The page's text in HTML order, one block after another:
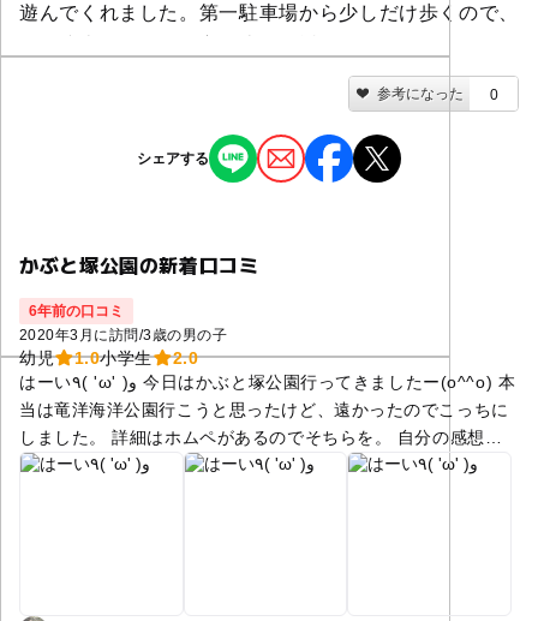
遊んでくれました。第一駐車場から少しだけ歩くので、
参考になった 0
シェアする
かぶと塚公園の新着口コミ
6年前の口コミ
2020年3月に訪問/3歳の男の子
幼児 1.0小学生
2.0
はーい٩( 'ω' )و 今日はかぶと塚公園行ってきましたー(o^^o) 本
当は竜洋海洋公園行こうと思ったけど、遠かったのでこっちに
しました。 詳細はホムペがあるのでそちらを。 自分の感想
は、、、 運動する人メインの公演でしたね。 公園はアスレチ